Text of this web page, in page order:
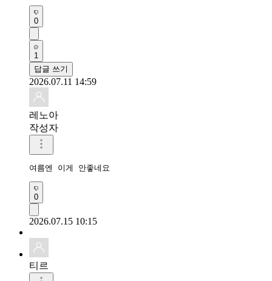
0
1
답글 쓰기
2026.07.11 14:59
레노아
작성자
여름엔 이게 안좋네요
0
2026.07.15 10:15
티르